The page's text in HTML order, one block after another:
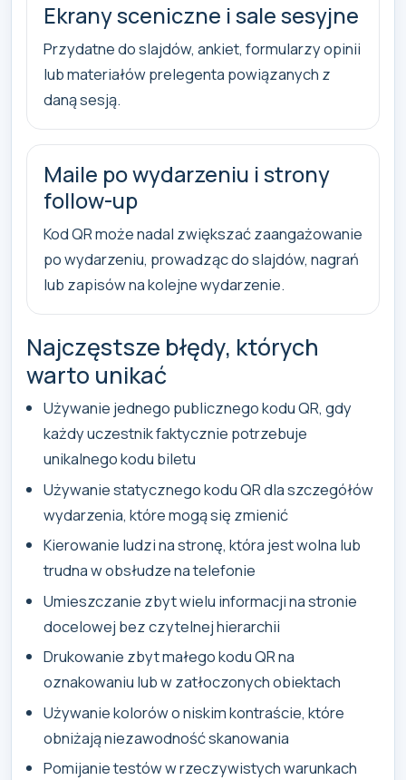
Ekrany sceniczne i sale sesyjne
Przydatne do slajdów, ankiet, formularzy opinii
lub materiałów prelegenta powiązanych z
daną sesją.
Maile po wydarzeniu i strony
follow-up
Kod QR może nadal zwiększać zaangażowanie
po wydarzeniu, prowadząc do slajdów, nagrań
lub zapisów na kolejne wydarzenie.
Najczęstsze błędy, których
warto unikać
Używanie jednego publicznego kodu QR, gdy
każdy uczestnik faktycznie potrzebuje
unikalnego kodu biletu
Używanie statycznego kodu QR dla szczegółów
wydarzenia, które mogą się zmienić
Kierowanie ludzi na stronę, która jest wolna lub
trudna w obsłudze na telefonie
Umieszczanie zbyt wielu informacji na stronie
docelowej bez czytelnej hierarchii
Drukowanie zbyt małego kodu QR na
oznakowaniu lub w zatłoczonych obiektach
Używanie kolorów o niskim kontraście, które
obniżają niezawodność skanowania
Pomijanie testów w rzeczywistych warunkach